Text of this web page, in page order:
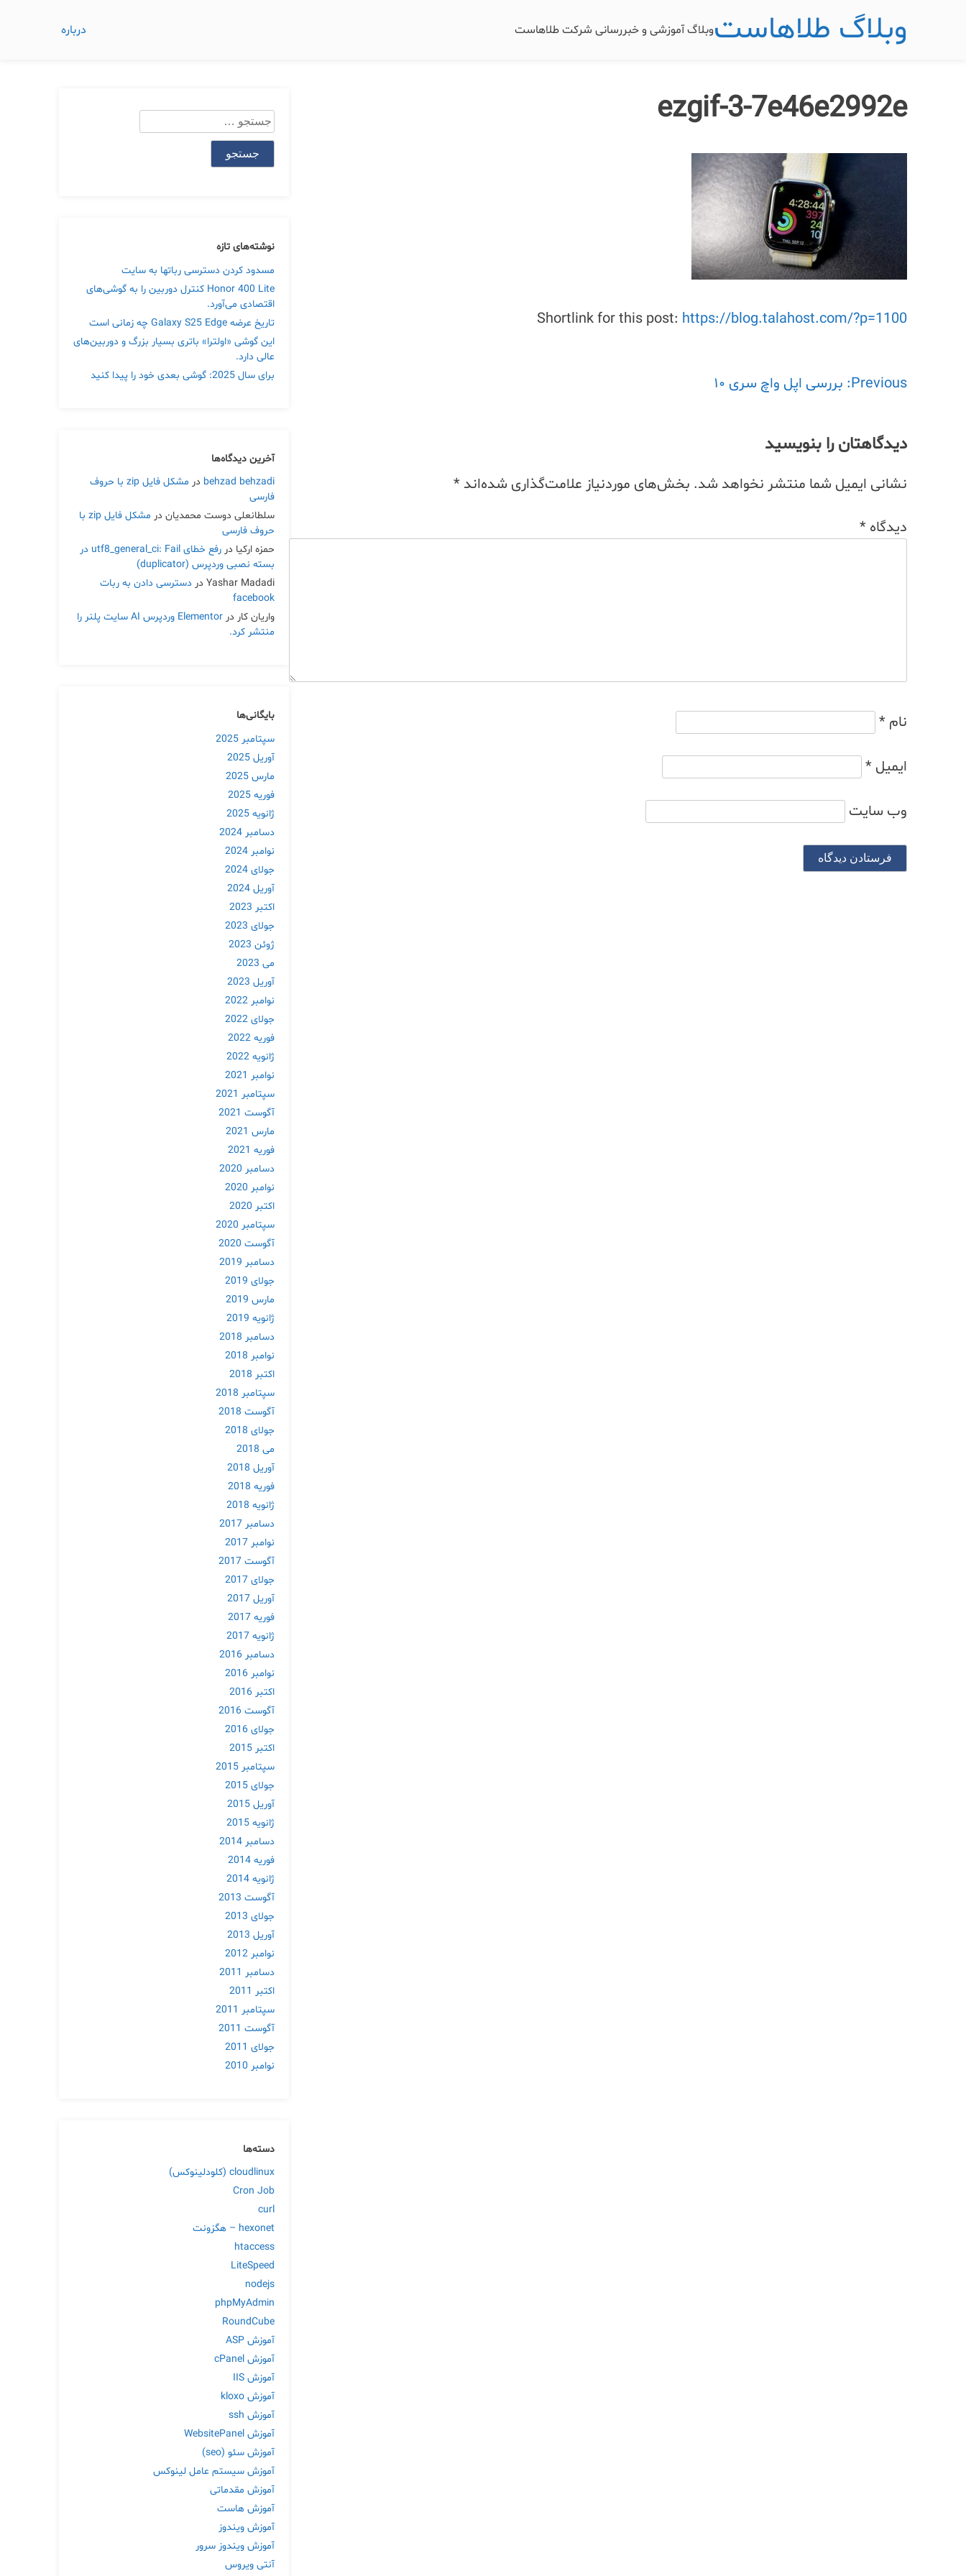
وبلاگ طلاهاستوبلاگ آموزشی و خبررسانی شرکت طلاهاست درباره
ezgif-3-7e46e2992e
Shortlink for this post: https://blog.talahost.com/?p=1100
راهبری
Previous: بررسی اپل واچ سری ۱۰
دیدگاهتان را بنویسید
نشانی ایمیل شما منتشر نخواهد شد. بخش‌های موردنیاز علامت‌گذاری شده‌اند *
دیدگاه *
نام *
ایمیل *
وب‌ سایت
جستجو
برای:
نوشته‌های تازه
مسدود کردن دسترسی رباتها به سایت
Honor 400 Lite کنترل دوربین را به گوشی‌های
اقتصادی می‌آورد.
تاریخ عرضه Galaxy S25 Edge چه زمانی است
این گوشی «اولترا» باتری بسیار بزرگ و دوربین‌های
عالی دارد.
برای سال 2025: گوشی بعدی خود را پیدا کنید
آخرین دیدگاه‌ها
behzad behzadi در
مشکل فایل zip با حروف
فارسی
سلطانعلی دوست محمدیان در
مشکل فایل zip با
حروف فارسی
حمزه ارکیا در
رفع خطای utf8_general_ci: Fail در
بسته نصبی وردپرس (duplicator)
Yashar Madadi در دسترسی دادن به ربات
facebook
واریان کار در
Elementor وردپرس AI سایت پلنر را
منتشر کرد.
بایگانی‌ها
سپتامبر 2025
آوریل 2025
مارس 2025
فوریه 2025
ژانویه 2025
دسامبر 2024
نوامبر 2024
جولای 2024
آوریل 2024
اکتبر 2023
جولای 2023
ژوئن 2023
می 2023
آوریل 2023
نوامبر 2022
جولای 2022
فوریه 2022
ژانویه 2022
نوامبر 2021
سپتامبر 2021
آگوست 2021
مارس 2021
فوریه 2021
دسامبر 2020
نوامبر 2020
اکتبر 2020
سپتامبر 2020
آگوست 2020
دسامبر 2019
جولای 2019
مارس 2019
ژانویه 2019
دسامبر 2018
نوامبر 2018
اکتبر 2018
سپتامبر 2018
آگوست 2018
جولای 2018
می 2018
آوریل 2018
فوریه 2018
ژانویه 2018
دسامبر 2017
نوامبر 2017
آگوست 2017
جولای 2017
آوریل 2017
فوریه 2017
ژانویه 2017
دسامبر 2016
نوامبر 2016
اکتبر 2016
آگوست 2016
جولای 2016
اکتبر 2015
سپتامبر 2015
جولای 2015
آوریل 2015
ژانویه 2015
دسامبر 2014
فوریه 2014
ژانویه 2014
آگوست 2013
جولای 2013
آوریل 2013
نوامبر 2012
دسامبر 2011
اکتبر 2011
سپتامبر 2011
آگوست 2011
جولای 2011
نوامبر 2010
دسته‌ها
cloudlinux (کلودلینوکس)
Cron Job
curl
hexonet – هگزونت
htaccess
LiteSpeed
nodejs
phpMyAdmin
RoundCube
آموزش ASP
آموزش cPanel
آموزش IIS
آموزش kloxo
آموزش ssh
آموزش WebsitePanel
آموزش سئو (seo)
آموزش سیستم عامل لینوکس
آموزش مقدماتی
آموزش هاست
آموزش ویندوز
آموزش ویندوز سرور
آنتی ویروس